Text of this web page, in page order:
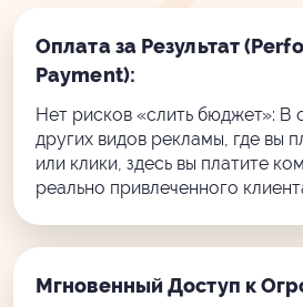
Оплата за Результат
Payment):
Нет рисков «слить бюджет»: В
других видов рекламы, где вы
или клики, здесь вы платите
реально привлеченного
Мгновенный Доступ к